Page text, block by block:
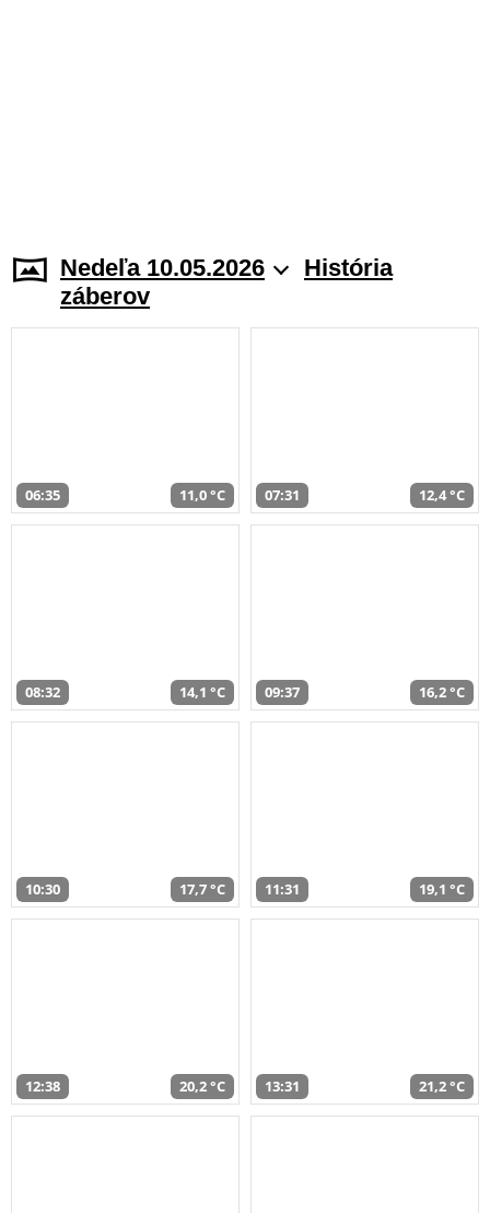
Nedeľa 10.05.2026
História
záberov
06:35 11,0 °C 07:31 12,4 °C
08:32 14,1 °C 09:37 16,2 °C
10:30 17,7 °C 11:31 19,1 °C
12:38 20,2 °C 13:31 21,2 °C